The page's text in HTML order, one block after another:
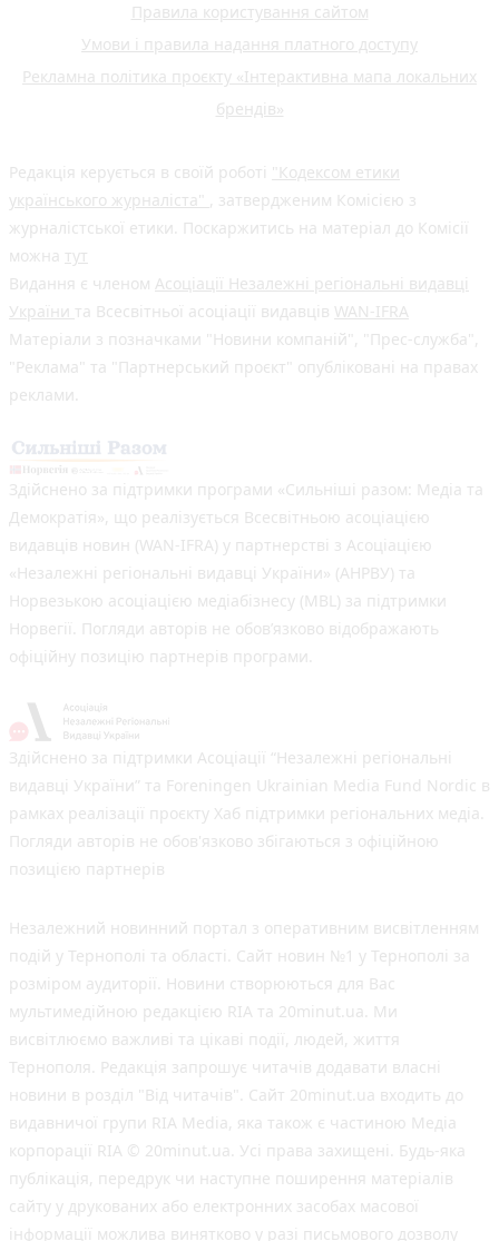
Правила користування сайтом
Умови і правила надання платного доступу
Рекламна політика проєкту «Інтерактивна мапа локальних
брендів»
Редакція керується в своїй роботі "Кодексом етики
українського журналіста" , затвердженим Комісією з
журналістської етики. Поскаржитись на матеріал до Комісії
можна тут
Видання є членом Асоціації Незалежні регіональні видавці
України та Всесвітньої асоціації видавців WAN-IFRA
Матеріали з позначками "Новини компаній", "Прес-служба",
"Реклама" та "Партнерський проєкт" опубліковані на правах
реклами.
Здійснено за підтримки програми «Сильніші разом: Медіа та
Демократія», що реалізується Всесвітньою асоціацією
видавців новин (WAN-IFRA) у партнерстві з Асоціацією
«Незалежні регіональні видавці України» (АНРВУ) та
Норвезькою асоціацією медіабізнесу (MBL) за підтримки
Норвегії. Погляди авторів не обов’язково відображають
офіційну позицію партнерів програми.
Здійснено за підтримки Асоціації “Незалежні регіональні
видавці України” та Foreningen Ukrainian Media Fund Nordic в
рамках реалізації проєкту Хаб підтримки регіональних медіа.
Погляди авторів не обов'язково збігаються з офіційною
позицією партнерів
Незалежний новинний портал з оперативним висвітленням
подій у Тернополі та області. Сайт новин №1 у Тернополі за
розміром аудиторії. Новини створюються для Вас
мультимедійною редакцією RIA та 20minut.ua. Ми
висвітлюємо важливі та цікаві події, людей, життя
Тернополя. Редакція запрошує читачів додавати власні
новини в розділ "Від читачів". Сайт 20minut.ua входить до
видавничої групи RIA Media, яка також є частиною Медіа
корпорації RIA © 20minut.ua. Усі права захищені. Будь-яка
публiкацiя, передрук чи наступне поширення матеріалів
сайту у друкованих або електронних засобах масової
інформації можлива винятково у разі письмового дозволу